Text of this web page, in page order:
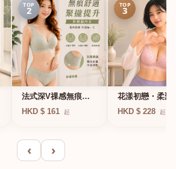
TOP
2
法式深V祼感無痕果
凍軟支撐條無鋼圈內
HKD $ 161 起
TOP
3
花漾初戀・柔聚
圈蕾絲內衣
HKD $ 228 起
‹ ›